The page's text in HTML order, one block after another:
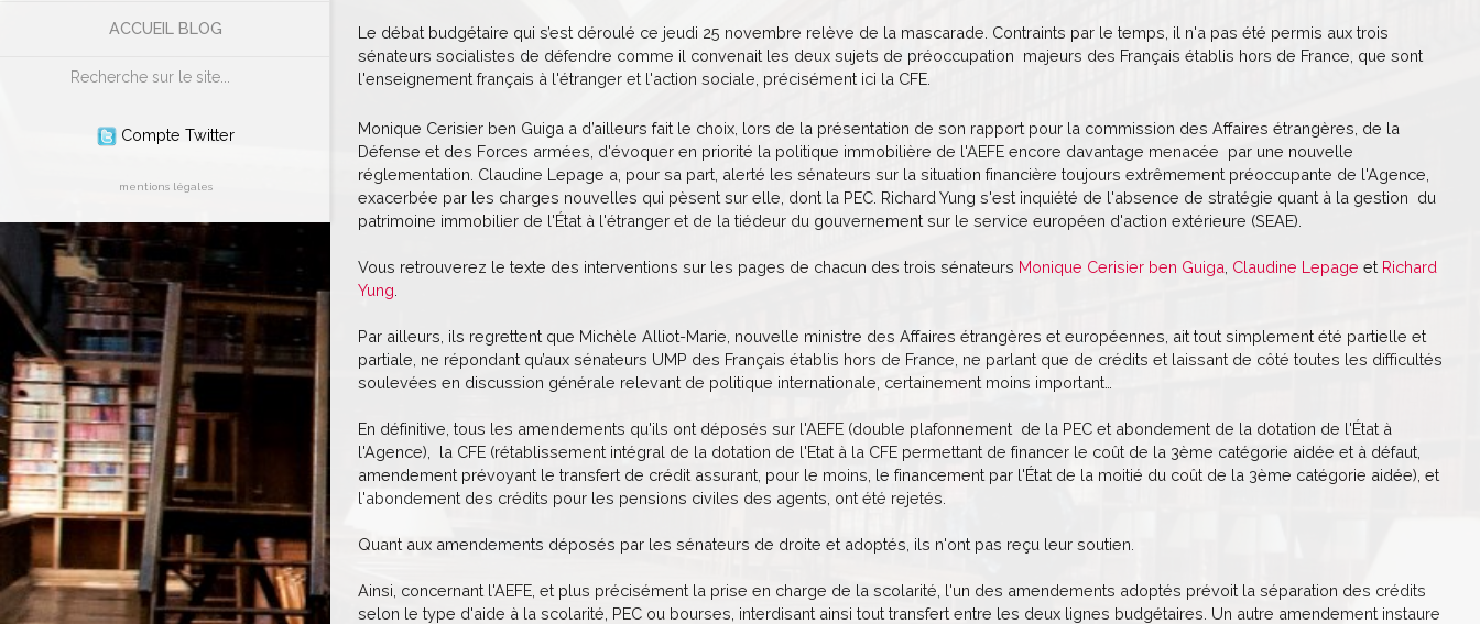
ACCUEIL BLOG
Rechercher
Compte Twitter
mentions légales
Le débat budgétaire qui s’est déroulé ce jeudi 25 novembre relève de la mascarade. Contraints par le temps, il n'a pas été permis aux trois
sénateurs socialistes de défendre comme il convenait les deux sujets de préoccupation majeurs des Français établis hors de France, que sont
l'enseignement français à l'étranger et l'action sociale, précisément ici la CFE.
Monique Cerisier ben Guiga a d’ailleurs fait le choix, lors de la présentation de son rapport pour la commission des Affaires étrangères, de la
Défense et des Forces armées, d'évoquer en priorité la politique immobilière de l'AEFE encore davantage menacée par une nouvelle
réglementation. Claudine Lepage a, pour sa part, alerté les sénateurs sur la situation financière toujours extrêmement préoccupante de l'Agence,
exacerbée par les charges nouvelles qui pèsent sur elle, dont la PEC. Richard Yung s'est inquiété de l'absence de stratégie quant à la gestion du
patrimoine immobilier de l'État à l'étranger et de la tiédeur du gouvernement sur le service européen d'action extérieure (SEAE).
Vous retrouverez le texte des interventions sur les pages de chacun des trois sénateurs Monique Cerisier ben Guiga Claudine Lepage et Richard
Yung
Par ailleurs, ils regrettent que Michèle Alliot-Marie, nouvelle ministre des Affaires étrangères et européennes, ait tout simplement été partielle et
partiale, ne répondant qu’aux sénateurs UMP des Français établis hors de France, ne parlant que de crédits et laissant de côté toutes les difficultés
soulevées en discussion générale relevant de politique internationale, certainement moins important…
En définitive, tous les amendements qu'ils ont déposés sur l'AEFE (double plafonnement de la PEC et abondement de la dotation de l'État à
l'Agence), la CFE (rétablissement intégral de la dotation de l'Etat à la CFE permettant de financer le coût de la 3ème catégorie aidée et à défaut,
amendement prévoyant le transfert de crédit assurant, pour le moins, le financement par l'État de la moitié du coût de la 3ème catégorie aidée), et
l'abondement des crédits pour les pensions civiles des agents, ont été rejetés.
Quant aux amendements déposés par les sénateurs de droite et adoptés, ils n'ont pas reçu leur soutien.
Ainsi, concernant l'AEFE, et plus précisément la prise en charge de la scolarité, l'un des amendements adoptés prévoit la séparation des crédits
selon le type d'aide à la scolarité, PEC ou bourses, interdisant ainsi tout transfert entre les deux lignes budgétaires. Un autre amendement instaure